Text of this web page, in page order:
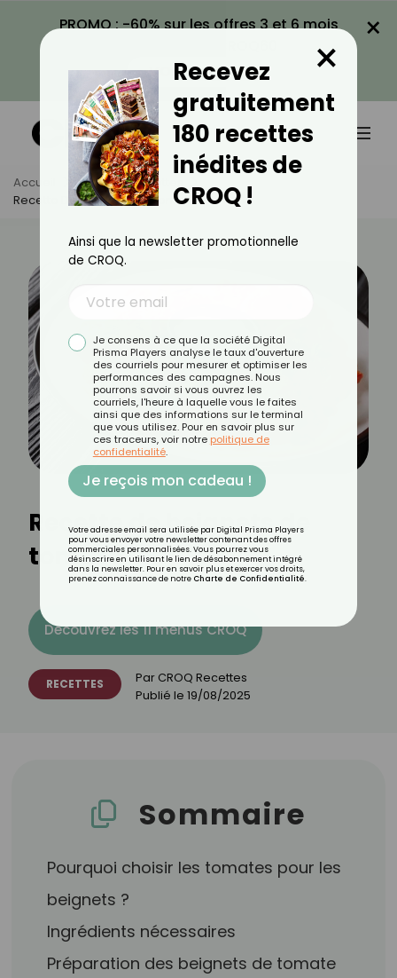
PROMO : -60% sur les offres 3 et 6 mois
VOIR LA PROMO
×
Accueil Actus
Recettes
Recette De Beignets De Tomate
Recette de beignets de
tomate
Découvrez les 11 menus CROQ
RECETTES Par CROQ Recettes
Publié le 19/08/2025
Sommaire
Pourquoi choisir les tomates pour les
beignets ?
Ingrédients nécessaires
Préparation des beignets de tomate
Recevez
gratuitement
180 recettes
inédites de
CROQ !
×
Ainsi que la newsletter promotionnelle
de CROQ.
Je consens à ce que la société Digital
Prisma Players analyse le taux d'ouverture
des courriels pour mesurer et optimiser les
performances des campagnes. Nous
pourrons savoir si vous ouvrez les
courriels, l'heure à laquelle vous le faites
ainsi que des informations sur le terminal
que vous utilisez. Pour en savoir plus sur
ces traceurs, voir notre politique de
confidentialité.
Je reçois mon cadeau !
Votre adresse email sera utilisée par Digital Prisma Players
pour vous envoyer votre newsletter contenant des offres
commerciales personnalisées. Vous pourrez vous
désinscrire en utilisant le lien de désabonnement intégré
dans la newsletter. Pour en savoir plus et exercer vos droits,
prenez connaissance de notre Charte de Confidentialité.